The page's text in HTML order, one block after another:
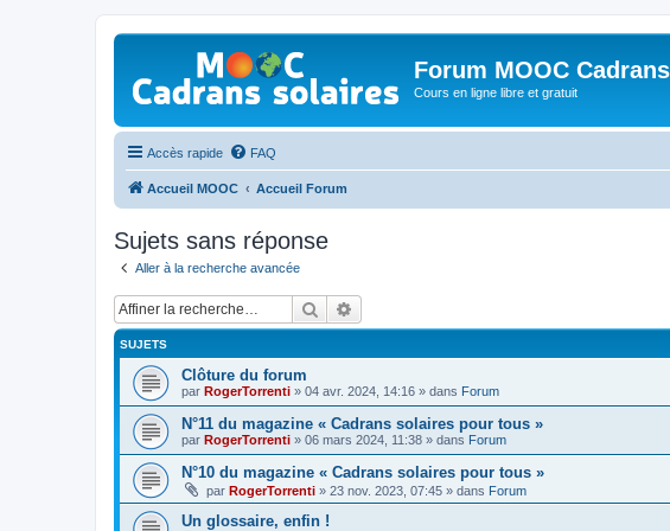
Forum MOOC
Cours en ligne libre et gratuit
Accès rapide FAQ
Accueil MOOC Accueil Forum
Sujets sans réponse
Aller à la recherche avancée
Rechercher
SUJETS
Clôture du forum
par RogerTorrenti » 04 avr. 2024, 14:16 » dans Forum
N°11 du magazine « Cadrans solaires pour tous »
par RogerTorrenti » 06 mars 2024, 11:38 » dans Forum
N°10 du magazine « Cadrans solaires pour tous »
par RogerTorrenti » 23 nov. 2023, 07:45 » dans Forum
Un glossaire, enfin !